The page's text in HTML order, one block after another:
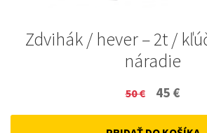
Zdvihák / hever – 2t /
náradie
50€
Original
price
45 €